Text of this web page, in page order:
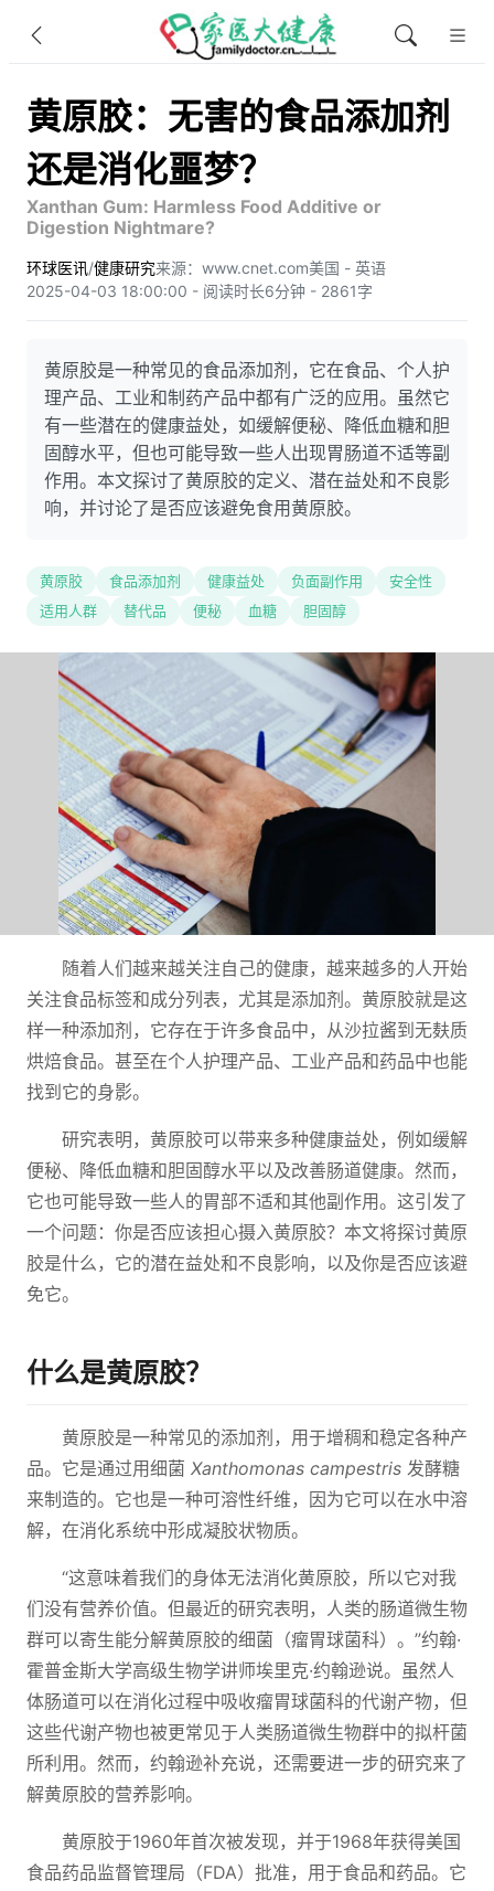
黄原胶：无害的食品添加剂
还是消化噩梦？
Xanthan Gum: Harmless Food Additive or
Digestion Nightmare?
环球医讯/健康研究来源：www.cnet.com美国 - 英语
2025-04-03 18:00:00 - 阅读时长6分钟 - 2861字
黄原胶是一种常见的食品添加剂，它在食品、个人护
理产品、工业和制药产品中都有广泛的应用。虽然它
有一些潜在的健康益处，如缓解便秘、降低血糖和胆
固醇水平，但也可能导致一些人出现胃肠道不适等副
作用。本文探讨了黄原胶的定义、潜在益处和不良影
响，并讨论了是否应该避免食用黄原胶。
黄原胶 食品添加剂 健康益处 负面副作用
安全性
适用人群
替代品 便秘 血糖 胆固醇
随着人们越来越关注自己的健康，越来越多的人开始
关注食品标签和成分列表，尤其是添加剂。黄原胶就是这
样一种添加剂，它存在于许多食品中，从沙拉酱到无麸质
烘焙食品。甚至在个人护理产品、工业产品和药品中也能
找到它的身影。
研究表明，黄原胶可以带来多种健康益处，例如缓解
便秘、降低血糖和胆固醇水平以及改善肠道健康。然而，
它也可能导致一些人的胃部不适和其他副作用。这引发了
一个问题：你是否应该担心摄入黄原胶？本文将探讨黄原
胶是什么，它的潜在益处和不良影响，以及你是否应该避
免它。
什么是黄原胶？
黄原胶是一种常见的添加剂，用于增稠和稳定各种产
品。它是通过用细菌 Xanthomonas campestris 发酵糖
来制造的。它也是一种可溶性纤维，因为它可以在水中溶
解，在消化系统中形成凝胶状物质。
“这意味着我们的身体无法消化黄原胶，所以它对我
们没有营养价值。但最近的研究表明，人类的肠道微生物
群可以寄生能分解黄原胶的细菌（瘤胃球菌科）。”约翰·
霍普金斯大学高级生物学讲师埃里克·约翰逊说。虽然人
体肠道可以在消化过程中吸收瘤胃球菌科的代谢产物，但
这些代谢产物也被更常见于人类肠道微生物群中的拟杆菌
所利用。然而，约翰逊补充说，还需要进一步的研究来了
解黄原胶的营养影响。
黄原胶于1960年首次被发现，并于1968年获得美国
食品药品监督管理局（FDA）批准，用于食品和药品。它